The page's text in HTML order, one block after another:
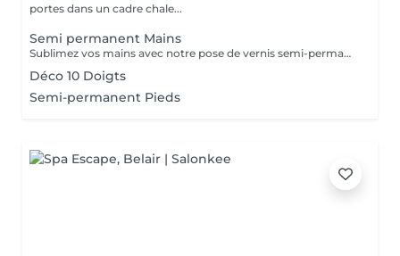
portes dans un cadre chale...
Semi permanent Mains
Sublimez vos mains avec notre pose de vernis semi-permanent, pour un résultat parfait et durable jusqu'à 3 semaines. -Finition brillante et impeccable -Résistant aux chocs et aux éclats -Disponible dans une large palette de couleurs tendances Chaque séance comprend préparation de l'ongle, application soignée et finition professionnelle, pour des mains élégantes et parfaitement entretenues.
Déco 10 Doigts
Semi-permanent Pieds